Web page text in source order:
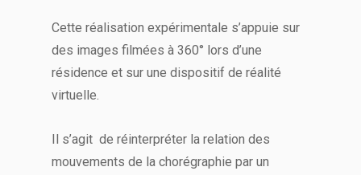
Cette réalisation expérimentale s’appuie sur
des images filmées à 360° lors d’une
résidence et sur une dispositif de réalité
virtuelle.
Il s’agit de réinterpréter la relation des
mouvements de la chorégraphie par un